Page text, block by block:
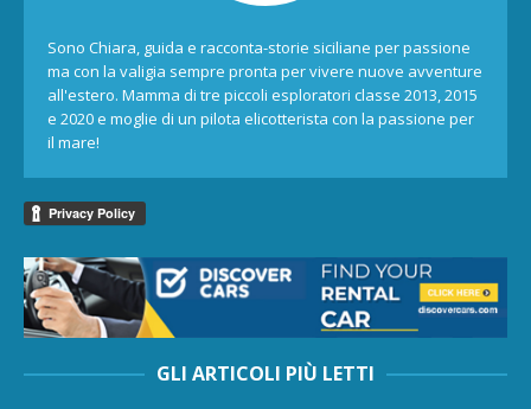
Sono Chiara, guida e racconta-storie siciliane per passione
ma con la valigia sempre pronta per vivere nuove avventure
all'estero. Mamma di tre piccoli esploratori classe 2013, 2015
e 2020 e moglie di un pilota elicotterista con la passione per
il mare!
GLI ARTICOLI PIÙ LETTI